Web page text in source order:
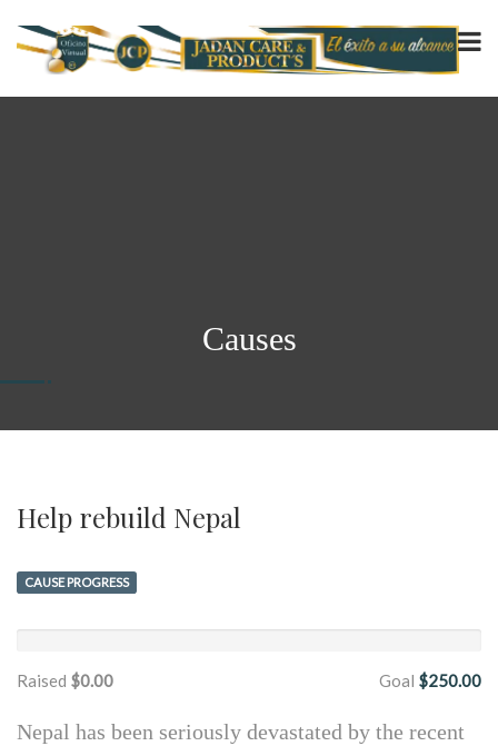
Causes
Help rebuild Nepal
CAUSE PROGRESS
Raised $0.00 Goal $250.00
Nepal has been seriously devastated by the recent